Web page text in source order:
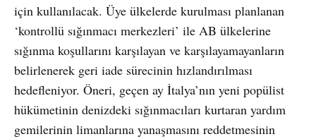
için kullanılacak. Üye ülkelerde kurulması planlanan
‘kontrollü sığınmacı merkezleri’ ile AB ülkelerine
sığınma koşullarını karşılayan ve karşılayamayanların
belirlenerek geri iade sürecinin hızlandırılması
hedefleniyor. Öneri, geçen ay İtalya’nın yeni popülist
hükümetinin denizdeki sığınmacıları kurtaran yardım
gemilerinin limanlarına yanaşmasını reddetmesinin